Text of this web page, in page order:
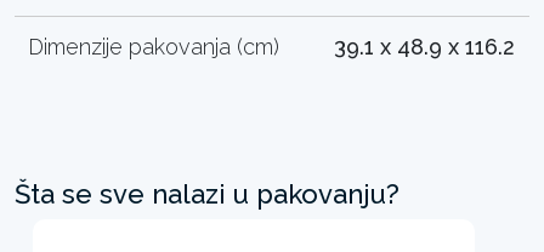
Dimenzije pakovanja (cm) 39.1 x 48.9 x 116.2
Šta se sve nalazi u pakovanju?